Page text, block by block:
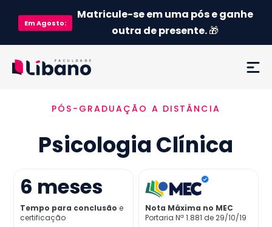
EmAgosto:
Matricule-se em uma pós e ganhe
outra de presente.🎁
Ementa
Como funciona
Credenciamento MEC
Preço
PÓS-GRADUAÇÃO A DISTÂNCIA
Psicologia Clínica
6 meses
Tempo para conclusão e
certificação
Nota Máxima no MEC
Portaria Nª 1.881 de 29/10/19